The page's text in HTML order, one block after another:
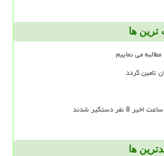
ترین ها
می نماییم
تامین گردد
ها